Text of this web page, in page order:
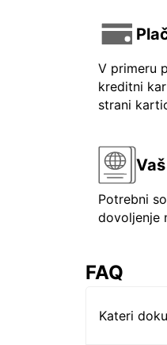
V primeru
kreditni
strani
Potrebni
dovoljenje
FAQ
Kateri